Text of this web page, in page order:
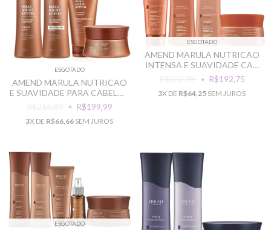
ESGOTADO
AMEND MARULA NUTRICAO
E SUAVIDADE PARA CABELOS
SECOS
R$216,80 R$199,99
3X DE R$66,66 SEM JUROS
ESGOTADO
AMEND MARULA NUTRICAO
INTENSA E SUAVIDADE CAB
RESSECADOS
R$202,89 R$192,75
3X DE R$64,25 SEM JUROS
ESGOTADO